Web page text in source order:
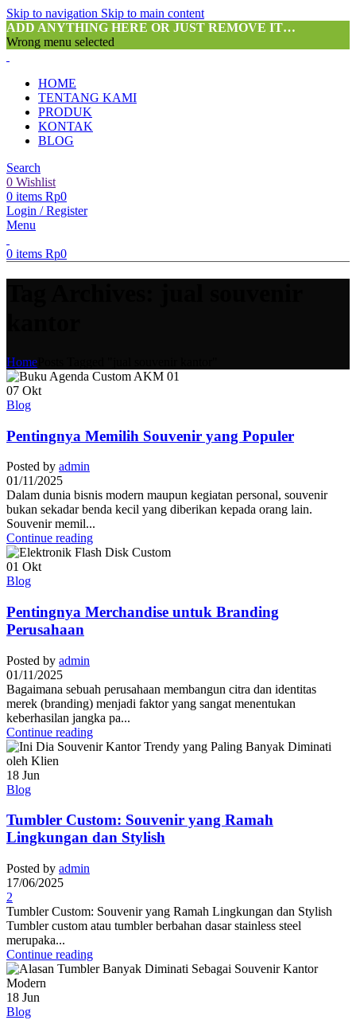
Skip to navigation Skip to main content
ADD ANYTHING HERE OR JUST REMOVE IT…
Wrong menu selected
HOME
TENTANG KAMI
PRODUK
KONTAK
BLOG
Search
0 Wishlist
0 items Rp0
Login / Register
Menu
0 items Rp0
Home
07 Okt
Blog
Pentingnya Memilih Souvenir yang Populer
Posted by admin
01/11/2025
Dalam dunia bisnis modern maupun kegiatan personal, souvenir
bukan sekadar benda kecil yang diberikan kepada orang lain.
Souvenir memil...
Continue reading
01 Okt
Blog
Pentingnya Merchandise untuk Branding
Perusahaan
Posted by admin
01/11/2025
Bagaimana sebuah perusahaan membangun citra dan identitas
merek (branding) menjadi faktor yang sangat menentukan
keberhasilan jangka pa...
Continue reading
18 Jun
Blog
Tumbler Custom: Souvenir yang Ramah
Lingkungan dan Stylish
Posted by admin
17/06/2025
2
Tumbler Custom: Souvenir yang Ramah Lingkungan dan Stylish
Tumbler custom atau tumbler berbahan dasar stainless steel
merupaka...
Continue reading
18 Jun
Blog